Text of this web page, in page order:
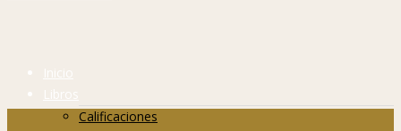
Inicio
Libros
Calificaciones